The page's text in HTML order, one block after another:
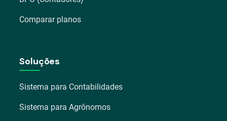
Comparar planos
Soluções
Sistema para Contabilidades
Sistema para Agrônomos